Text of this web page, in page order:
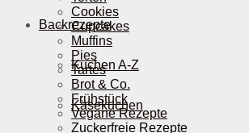
Backrezepte
Kuchen A-Z
Käsekuchen
Cookies
Cupcakes
Muffins
Pies
Tartes
Brot & Co.
Frühstück
Vegane Rezepte
Zuckerfreie Rezepte